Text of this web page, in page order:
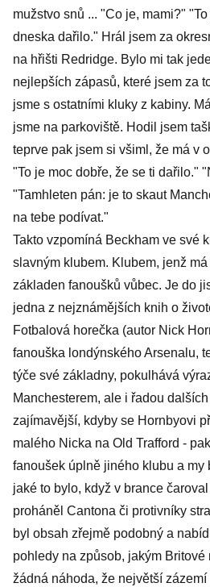
mužstvo snů ... "Co je, mami?"
dneska dařilo." Hrál jsem za
na hřišti Redridge. Bylo mi tak
nejlepších zápasů, které jsem za
jsme s ostatními kluky z kabiny.
jsme na parkoviště. Hodil jsem
teprve pak jsem si všiml, že má v
"To je moc dobře, že se ti dařilo."
"Tamhleten pán: je to skaut
na tebe podívat."
Takto vzpomíná Beckham ve své
slavným klubem. Klubem, jenž
základen fanoušků vůbec. Je do
jedna z nejznámějších knih o
Fotbalová horečka (autor Nick
fanouška londýnského Arsenalu,
týče své základny, pokulhává
Manchesterem, ale i řadou
zajímavější, kdyby se Hornbyovi
malého Nicka na Old Trafford -
fanoušek úplně jiného klubu a my
jaké to bylo, když v brance
proháněl Cantona či protivníky
byl obsah zřejmě podobný a
pohledy na způsob, jakým
žádná náhoda, že největší